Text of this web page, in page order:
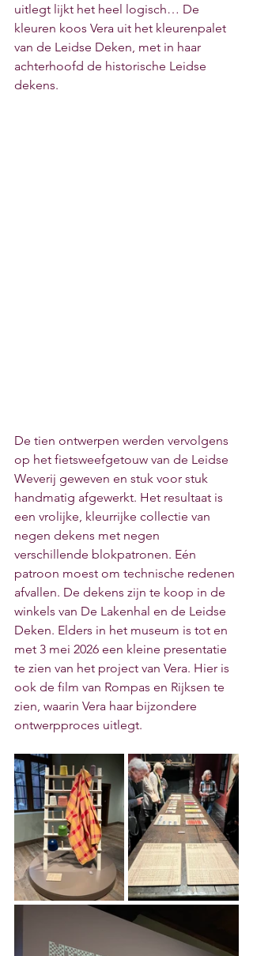
uitlegt lijkt het heel logisch… De
kleuren koos Vera uit het kleurenpalet
van de Leidse Deken, met in haar
achterhoofd de historische Leidse
dekens.
De tien ontwerpen werden vervolgens
op het fietsweefgetouw van de Leidse
Weverij geweven en stuk voor stuk
handmatig afgewerkt. Het resultaat is
een vrolijke, kleurrijke collectie van
negen dekens met negen
verschillende blokpatronen. Eén
patroon moest om technische redenen
afvallen. De dekens zijn te koop in de
winkels van De Lakenhal en de Leidse
Deken. Elders in het museum is tot en
met 3 mei 2026 een kleine presentatie
te zien van het project van Vera. Hier is
ook de film van Rompas en Rijksen te
zien, waarin Vera haar bijzondere
ontwerpproces uitlegt.